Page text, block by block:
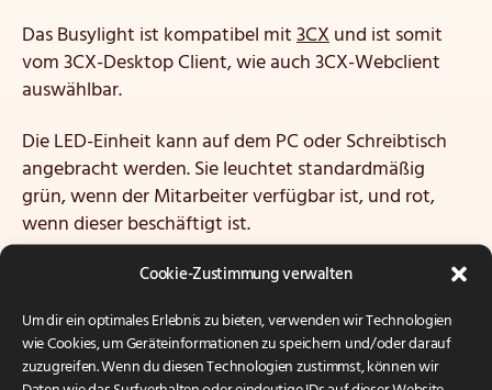
Cookie-Zustimmung verwalten
Um dir ein optimales Erlebnis zu bieten, verwenden wir Technologien
wie Cookies, um Geräteinformationen zu speichern und/oder darauf
zuzugreifen. Wenn du diesen Technologien zustimmst, können wir
Das Busylight ist kompatibel mit3CXund ist somit
vom 3CX-Desktop Client, wie auch 3CX-Webclient
auswählbar.
Die LED-Einheit kann auf dem PC oder Schreibtisch
angebracht werden. Sie leuchtet standardmäßig
grün, wenn der Mitarbeiter verfügbar ist, und rot,
wenn dieser beschäftigt ist.
Konnektivität
180 cm Kabellänge
USB-Anschluss